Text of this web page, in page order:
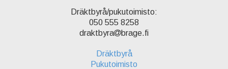
Dräktbyrå/pukutoimisto:
050 555 8258
draktbyra
brage.fi
Dräktbyrå
Pukutoimisto